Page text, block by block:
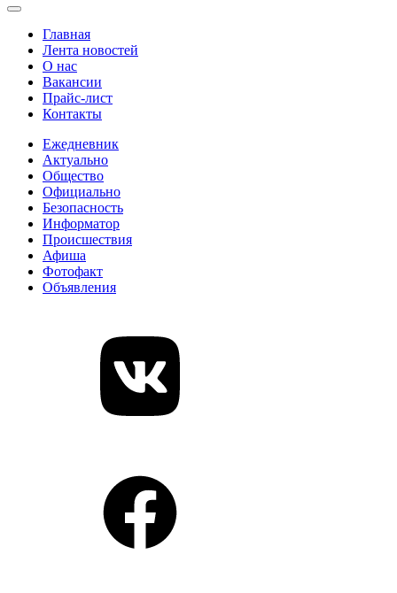
Главная
Лента новостей
О нас
Вакансии
Прайс-лист
Контакты
Ежедневник
Актуально
Общество
Официально
Безопасность
Информатор
Происшествия
Афиша
Фотофакт
Объявления